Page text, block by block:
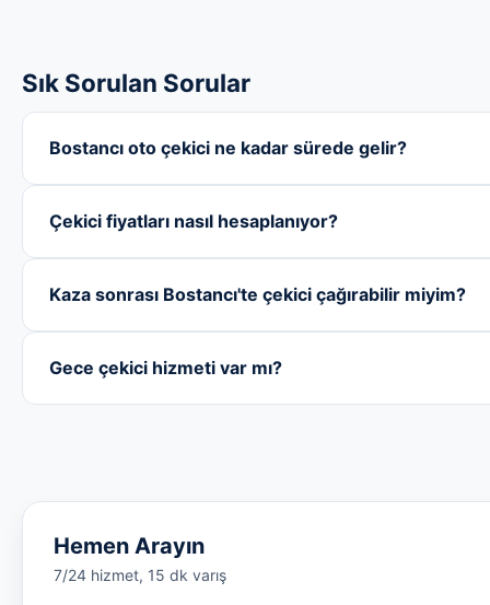
Sık Sorulan Sorular
Bostancı oto çekici ne kadar sürede gelir?
Çekici fiyatları nasıl hesaplanıyor?
Kaza sonrası Bostancı'te çekici çağırabilir miyim?
Gece çekici hizmeti var mı?
Hemen Arayın
7/24 hizmet, 15 dk varış